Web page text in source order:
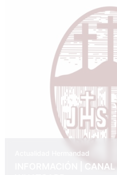
Hermandad
INFORMACIÓN | CANAL